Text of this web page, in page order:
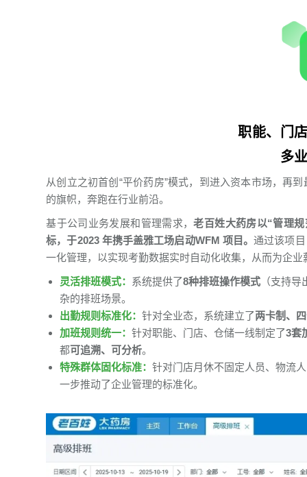
职能、门
多
从创立之初首创“平价药房”模式，到进入资本市场，再
的旗帜，奔跑在行业前沿。
基于公司业务发展和管理需求，老百姓大药房以“管理
标，于2023 年携手盖雅工场启动WFM 项目。通过该项
一化管理，以实现考勤数据实时自动化收集，从而为企业
灵活排班模式： 系统提供了8种排班操作模式 （支持
杂的排班场景。
出勤规则标准化：针对全业态，系统建立了两卡制、
加班规则统一：针对职能、门店、仓储一线制定了3套
都可追溯、可分析。
特殊群体固化标准：针对门店月休不固定人员、物流
一步推动了企业管理的标准化。